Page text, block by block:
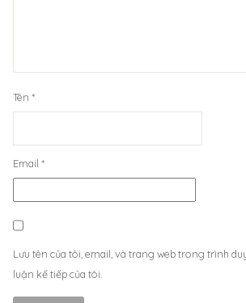
Tên *
Email *
Lưu tên của tôi, email, và trang web trong trình
luận kế tiếp của tôi.